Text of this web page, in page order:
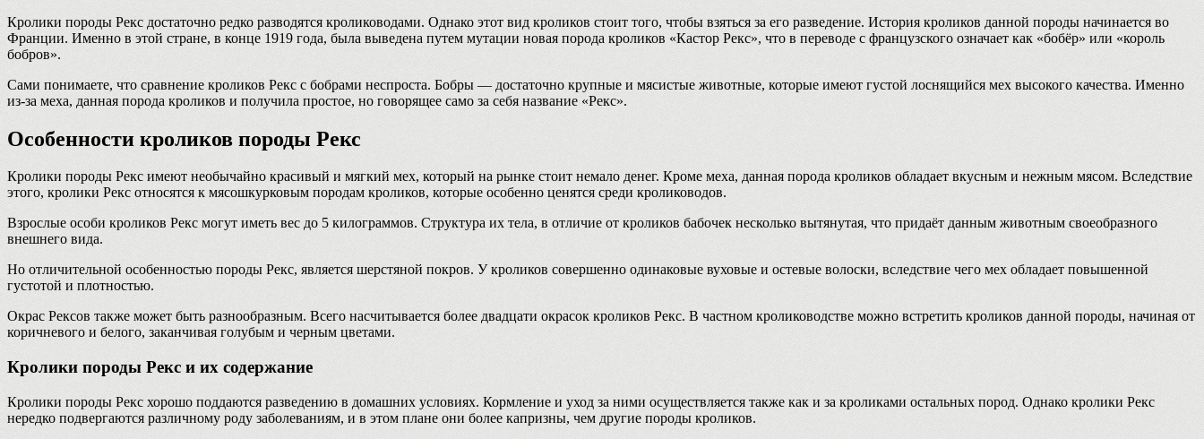
Кролики породы Рекс достаточно редко разводятся кролиководами. Однако этот вид кроликов стоит того, чтобы взяться за его разведение. История кроликов данной породы начинается во
Франции. Именно в этой стране, в конце 1919 года, была выведена путем мутации новая порода кроликов «Кастор Рекс», что в переводе с французского означает как «бобёр» или «король
бобров».
Сами понимаете, что сравнение кроликов Рекс с бобрами неспроста. Бобры — достаточно крупные и мясистые животные, которые имеют густой лоснящийся мех высокого качества. Именно
из-за меха, данная порода кроликов и получила простое, но говорящее само за себя название «Рекс».
Особенности кроликов породы Рекс
Кролики породы Рекс имеют необычайно красивый и мягкий мех, который на рынке стоит немало денег. Кроме меха, данная порода кроликов обладает вкусным и нежным мясом. Вследствие
этого, кролики Рекс относятся к мясошкурковым породам кроликов, которые особенно ценятся среди кролиководов.
Взрослые особи кроликов Рекс могут иметь вес до 5 килограммов. Структура их тела, в отличие от кроликов бабочек несколько вытянутая, что придаёт данным животным своеобразного
внешнего вида.
Но отличительной особенностью породы Рекс, является шерстяной покров. У кроликов совершенно одинаковые вуховые и остевые волоски, вследствие чего мех обладает повышенной
густотой и плотностью.
Окрас Рексов также может быть разнообразным. Всего насчитывается более двадцати окрасок кроликов Рекс. В частном кролиководстве можно встретить кроликов данной породы, начиная от
коричневого и белого, заканчивая голубым и черным цветами.
Кролики породы Рекс и их содержание
Кролики породы Рекс хорошо поддаются разведению в домашних условиях. Кормление и уход за ними осуществляется также как и за кроликами остальных пород. Однако кролики Рекс
нередко подвергаются различному роду заболеваниям, и в этом плане они более капризны, чем другие породы кроликов.